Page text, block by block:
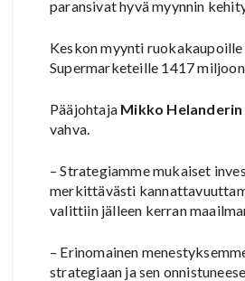
paransivat hyvä myynnin
Keskon myynti
Supermarketeille 1417
Pääjohtaja Mikko Helanderin
vahva.
– Strategiamme mukaiset
merkittävästi
valittiin jälleen kerran
– Erinomainen
strategiaan ja sen